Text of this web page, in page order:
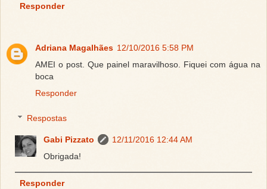
Responder
Adriana Magalhães 12/10/2016 5:58 PM
AMEI o post. Que painel maravilhoso. Fiquei com água na
boca
Responder
Respostas
Gabi Pizzato
12/11/2016 12:44 AM
Obrigada!
Responder